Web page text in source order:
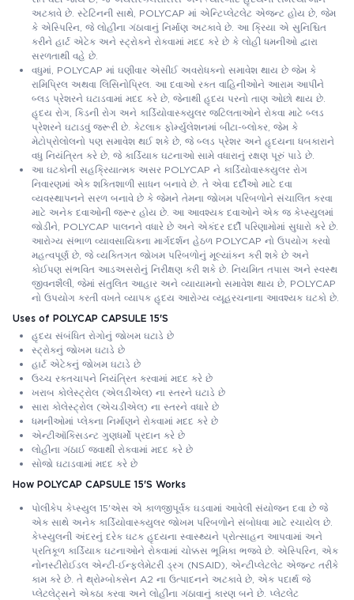
અટકાવે છે. સ્ટેટિનની સાથે, POLYCAP માં એન્ટિપ્લેટલેટ એજન્ટ હોય છે, જેમ
કે એસ્પિરિન, જે લોહીના ગંઠાવાનું નિર્માણ અટકાવે છે. આ ક્રિયા એ સુનિશ્ચિત
કરીને હાર્ટ એટેક અને સ્ટ્રોકને રોકવામાં મદદ કરે છે કે લોહી ધમનીઓ દ્વારા
સરળતાથી વહે છે.
વધુમાં, POLYCAP માં ઘણીવાર એસીઈ અવરોધકનો સમાવેશ થાય છે જેમ કે
રામિપ્રિલ અથવા લિસિનોપ્રિલ. આ દવાઓ રક્ત વાહિનીઓને આરામ આપીને
બ્લડ પ્રેશરને ઘટાડવામાં મદદ કરે છે, જેનાથી હૃદય પરનો તાણ ઓછો થાય છે.
હૃદય રોગ, કિડની રોગ અને કાર્ડિયોવાસ્ક્યુલર જટિલતાઓને રોકવા માટે બ્લડ
પ્રેશરને ઘટાડવું જરૂરી છે. કેટલાક ફોર્મ્યુલેશનમાં બીટા-બ્લોકર, જેમ કે
મેટોપ્રોલોલનો પણ સમાવેશ થઈ શકે છે, જે બ્લડ પ્રેશર અને હૃદયના ધબકારાને
વધુ નિયંત્રિત કરે છે, જે કાર્ડિયાક ઘટનાઓ સામે વધારાનું રક્ષણ પૂરું પાડે છે.
આ ઘટકોની સહક્રિયાત્મક અસર POLYCAP ને કાર્ડિયોવાસ્ક્યુલર રોગ
નિવારણમાં એક શક્તિશાળી સાધન બનાવે છે. તે એવા દર્દીઓ માટે દવા
વ્યવસ્થાપનને સરળ બનાવે છે કે જેમને તેમના જોખમ પરિબળોને સંચાલિત કરવા
માટે અનેક દવાઓની જરૂર હોય છે. આ આવશ્યક દવાઓને એક જ કેપ્સ્યુલમાં
જોડીને, POLYCAP પાલનને વધારે છે અને એકંદર દર્દી પરિણામોમાં સુધારો કરે છે.
આરોગ્ય સંભાળ વ્યાવસાયિકના માર્ગદર્શન હેઠળ POLYCAP નો ઉપયોગ કરવો
મહત્વપૂર્ણ છે, જે વ્યક્તિગત જોખમ પરિબળોનું મૂલ્યાંકન કરી શકે છે અને
કોઈપણ સંભવિત આડઅસરોનું નિરીક્ષણ કરી શકે છે. નિયમિત તપાસ અને સ્વસ્થ
જીવનશૈલી, જેમાં સંતુલિત આહાર અને વ્યાયામનો સમાવેશ થાય છે, POLYCAP
નો ઉપયોગ કરતી વખતે વ્યાપક હૃદય આરોગ્ય વ્યૂહરચનાના આવશ્યક ઘટકો છે.
Uses of POLYCAP CAPSULE 15'S
હૃદય સંબંધિત રોગોનું જોખમ ઘટાડે છે
સ્ટ્રોકનું જોખમ ઘટાડે છે
હાર્ટ એટેકનું જોખમ ઘટાડે છે
ઉચ્ચ રક્તચાપને નિયંત્રિત કરવામાં મદદ કરે છે
ખરાબ કોલેસ્ટ્રોલ (એલડીએલ) ના સ્તરને ઘટાડે છે
સારા કોલેસ્ટ્રોલ (એચડીએલ) ના સ્તરને વધારે છે
ધમનીઓમાં પ્લેકના નિર્માણને રોકવામાં મદદ કરે છે
એન્ટીઑકિસડન્ટ ગુણધર્મો પ્રદાન કરે છે
લોહીના ગંઠાઈ જવાથી રોકવામાં મદદ કરે છે
સોજો ઘટાડવામાં મદદ કરે છે
How POLYCAP CAPSULE 15'S Works
પોલીકેપ કેપ્સ્યુલ 15'એસ એ કાળજીપૂર્વક ઘડવામાં આવેલી સંયોજન દવા છે જે
એક સાથે અનેક કાર્ડિયોવાસ્ક્યુલર જોખમ પરિબળોને સંબોધવા માટે રચાયેલ છે.
કેપ્સ્યુલની અંદરનું દરેક ઘટક હૃદયના સ્વાસ્થ્યને પ્રોત્સાહન આપવામાં અને
પ્રતિકૂળ કાર્ડિયાક ઘટનાઓને રોકવામાં ચોક્કસ ભૂમિકા ભજવે છે. એસ્પિરિન, એક
નોનસ્ટીરોઈડલ એન્ટી-ઈન્ફ્લેમેટરી ડ્રગ (NSAID), એન્ટીપ્લેટલેટ એજન્ટ તરીકે
કામ કરે છે. તે થ્રોમ્બોક્સેન A2 ના ઉત્પાદનને અટકાવે છે, એક પદાર્થ જે
પ્લેટલેટ્સને એકઠા કરવા અને લોહીના ગંઠાવાનું કારણ બને છે. પ્લેટલેટ